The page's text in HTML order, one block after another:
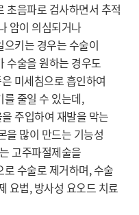
초음파로 검사하면서 추적
암이 의심되거나
키는 경우는 수술이
수술을 원하는 경우도
미세침으로 흡인하여
줄일 수 있는데,
주입하여 재발을 막는
을 많이 만드는 기능성
고주파절제술을
수술로 제거하며, 수술
요법, 방사성 요오드 치료